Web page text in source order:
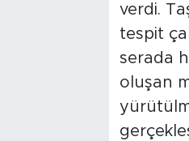
verdi.
tespit
serada
oluşan